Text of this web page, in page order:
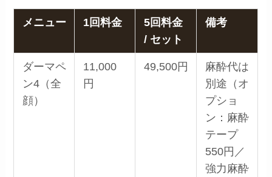
メニュー 1回料金
5回料金
/ セット
備考
ダーマペ
ン4（全
顔）
11,000
円
49,500円
麻酔代は
別途（オ
プショ
ン：麻酔
テープ
550円／
強力麻酔